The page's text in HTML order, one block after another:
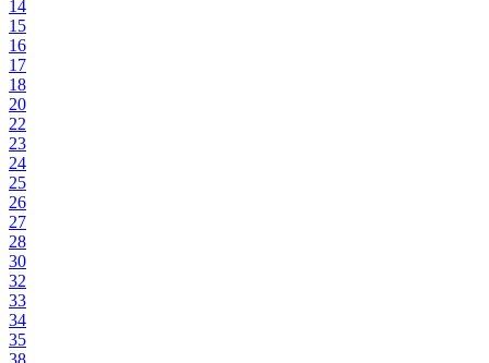
14
15
16
17
18
20
22
23
24
25
26
27
28
30
32
33
34
35
38